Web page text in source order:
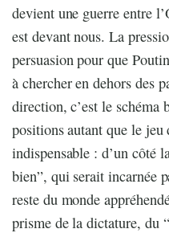
devient une guerre entre
est devant nous. La
persuasion pour que
à chercher en dehors des
direction, c’est le schéma
positions autant que le
indispensable : d’un côté
bien”, qui serait incarnée
reste du monde
prisme de la dictature, du